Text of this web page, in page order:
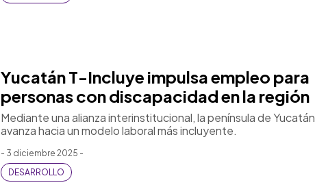
Yucatán T-Incluye impulsa empleo para
personas con discapacidad en la región
Mediante una alianza interinstitucional, la península de Yucatán
avanza hacia un modelo laboral más incluyente.
- 3 diciembre 2025 -
DESARROLLO